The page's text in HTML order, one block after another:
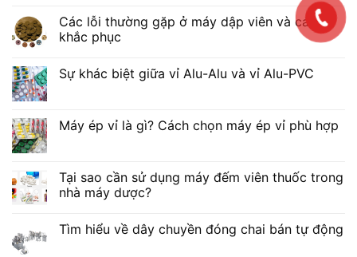
Các lỗi thường gặp ở máy dập viên và cách
khắc phục
Sự khác biệt giữa vỉ Alu-Alu và vỉ Alu-PVC
Máy ép vỉ là gì? Cách chọn máy ép vỉ phù hợp
Tại sao cần sử dụng máy đếm viên thuốc trong
nhà máy dược?
Tìm hiểu về dây chuyền đóng chai bán tự động